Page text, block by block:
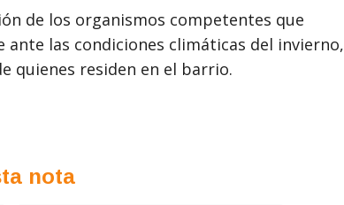
de los organismos competentes que
ante las condiciones climáticas del invierno,
quienes residen en el barrio.
nota